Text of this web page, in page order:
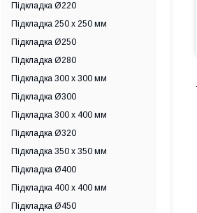
Підкладка Ø220
Підкладка 250 х 250 мм
Підкладка Ø250
Підкладка Ø280
Підкладка 300 х 300 мм
Підкладка Ø300
Підкладка 300 х 400 мм
Підкладка Ø320
Підкладка 350 х 350 мм
Підкладка Ø400
Підкладка 400 х 400 мм
Підкладка Ø450